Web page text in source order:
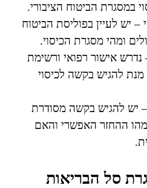
במסגרת הביטוח הציבורי.
– יש לעיין בפוליסת הביטוח
ומהי מסגרת הכיסוי.
אישור רפואי ורשימת
להגיש בקשה לכיסוי
יש להגיש בקשה מסודרת
מהו ההחזר האפשרי והאם
סל הבריאות